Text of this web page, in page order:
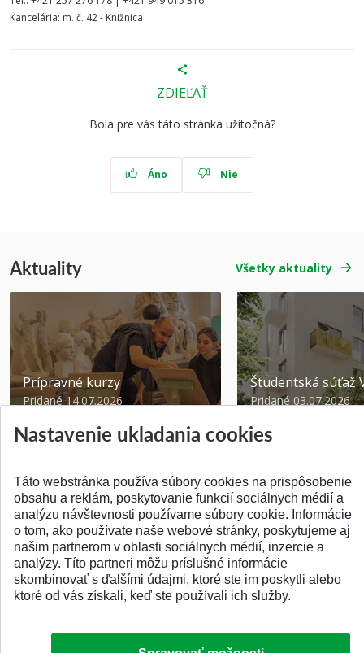
Kancelária: m. č. 42 - Knižnica
ZDIEĽAŤ
Bola pre vás táto stránka užitočná?
Áno Nie
Aktuality Všetky aktuality
Prípravné kurzy
Pridané 14.07.2026
Študentská súťaž
Pridané 03.07.2026
SPÄŤ NA VRCH
Nastavenie ukladania cookies
Táto webstránka používa súbory cookies na prispôsobenie
obsahu a reklám, poskytovanie funkcií sociálnych médií a
analýzu návštevnosti používame súbory cookie. Informácie
o tom, ako používate naše webové stránky, poskytujeme aj
našim partnerom v oblasti sociálnych médií, inzercie a
analýzy. Títo partneri môžu príslušné informácie
skombinovať s ďalšími údajmi, ktoré ste im poskytli alebo
ktoré od vás získali, keď ste používali ich služby.